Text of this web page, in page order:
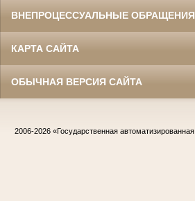
ВНЕПРОЦЕССУАЛЬНЫЕ ОБРАЩЕНИЯ
КАРТА САЙТА
ОБЫЧНАЯ ВЕРСИЯ САЙТА
2006-2026 «Государственная